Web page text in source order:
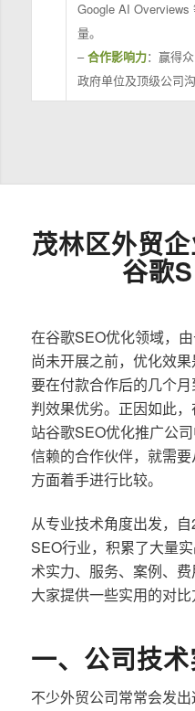
Google AI Overviews
量。
–合作影响力：赢得
政府单位及顶级公司沟
茂林区外贸
谷歌
在谷歌SEO优化领域，
尚未开展之前，优化效
要在付款合作后的几个
判效果优劣。正因如此
站谷歌SEO优化推广公
信赖的合作伙伴，就需
方面着手进行比较。
从专业技术角度出发，
SEO行业，积累了大量
术实力、服务、案例、
大家提供一些实用的对比
一、公司技
不少外贸公司常常会发